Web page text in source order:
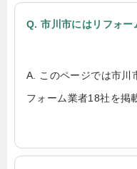
Q. 市川市にはリフォー
A. このページでは市川
フォーム業者18社を掲